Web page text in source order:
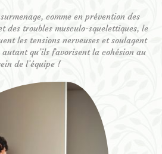
comme en prévention des
des troubles musculo-squelettiques, le
les tensions nerveuses et soulagent
qu’ils favorisent la cohésion au
de l’équipe !